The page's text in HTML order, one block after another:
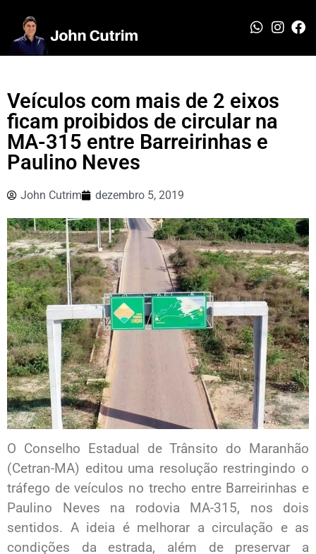
Veículos com mais de 2 eixos
ficam proibidos de circular na
MA-315 entre Barreirinhas e
Paulino Neves
John Cutrim dezembro 5, 2019
O Conselho Estadual de Trânsito do Maranhão
(Cetran-MA) editou uma resolução restringindo o
tráfego de veículos no trecho entre Barreirinhas e
Paulino Neves na rodovia MA-315, nos dois
sentidos. A ideia é melhorar a circulação e as
condições da estrada, além de preservar a